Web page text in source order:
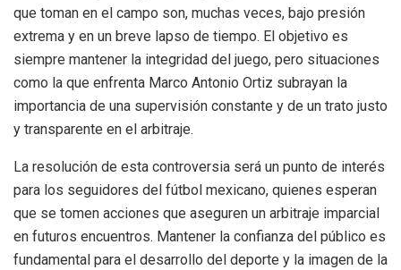
que toman en el campo son, muchas veces, bajo presión
extrema y en un breve lapso de tiempo. El objetivo es
siempre mantener la integridad del juego, pero situaciones
como la que enfrenta Marco Antonio Ortiz subrayan la
importancia de una supervisión constante y de un trato justo
y transparente en el arbitraje.
La resolución de esta controversia será un punto de interés
para los seguidores del fútbol mexicano, quienes esperan
que se tomen acciones que aseguren un arbitraje imparcial
en futuros encuentros. Mantener la confianza del público es
fundamental para el desarrollo del deporte y la imagen de la